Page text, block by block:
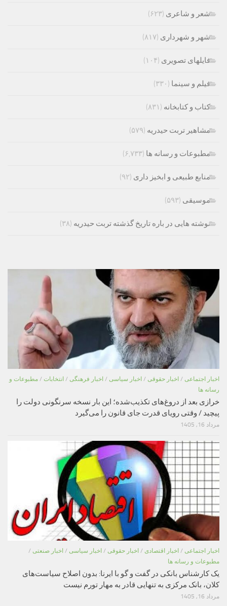
شعر و شاعری (۶۲۳)
شهر و شهرداری (۸۱۷)
فایلهای تصویری (۱۰۴)
فیلم و سینما (۳۳۰)
کتاب و کتابخانه (۸۳۱)
مشاهیر تربت حیدریه (۵۷۹)
مطبوعات و رسانه ها (۶,۷۳۳)
منابع طبیعی و ابخیز داری (۹۲)
موسیقی (۵۹۳)
نوشته هایی در باره تاریخ گذشته تربت حیدریه (۳۸)
اخبار اجتماعی / اخبار حقوقی / اخبار سیاسی / اخبار فرهنگی / انتخابات / مطبوعات و
رسانه ها
خرازی بعد از دروغ‌های تکذیب‌شده؛ این بار نسخه سرنگونی دولت را
پیچید / وقتی رویای قدرت جای قانون را می‌گیرد
مرداد 16, 1405
اخبار اجتماعی / اخبار اقتصادی / اخبار حقوقی / اخبار سیاسی / اخبار صنعتی /
مطبوعات و رسانه ها
یک کارشناس بانکی در گفت و گو با ایرنا: بدون اصلاح سیاست‌های
کلان، بانک مرکزی به تنهایی قادر به مهار تورم نیست
مرداد 16, 1405